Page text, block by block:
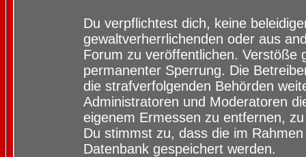
Du verpflichtest dich, keine
gewaltverherrlichenden oder aus
Forum zu veröffentlichen. Verstöße
permanenter Sperrung. Die
die strafverfolgenden Behörden
Administratoren und Moderatoren
eigenem Ermessen zu entfernen,
Du stimmst zu, dass die im
Datenbank gespeichert werden.